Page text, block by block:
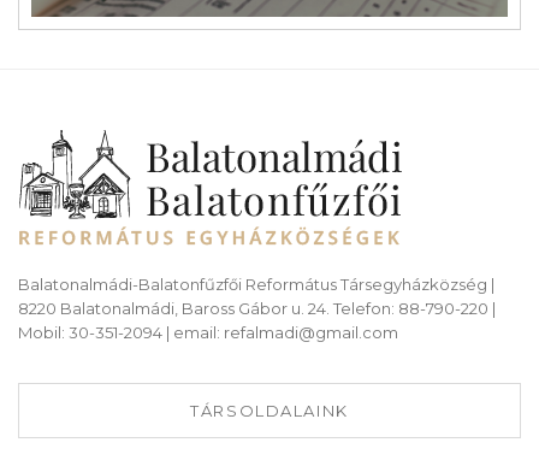
Balatonalmádi-Balatonfűzfői Református Társegyházközség |
8220 Balatonalmádi, Baross Gábor u. 24. Telefon: 88-790-220 |
Mobil: 30-351-2094 | email: refalmadi@gmail.com
TÁRSOLDALAINK